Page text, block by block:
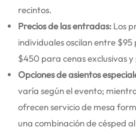
recintos.
Precios de las entradas: Los
individuales oscilan entre
$450 para cenas exclusivas
Opciones de asientos
varía según el evento;
ofrecen servicio de mesa
una combinación de césped